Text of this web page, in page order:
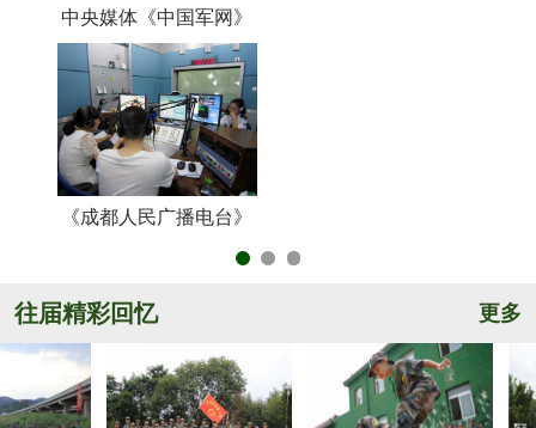
中央媒体《中国军网》
《成都人民广播电台》
往届精彩回忆 更多